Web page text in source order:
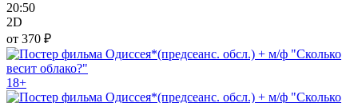
20:50
2D
от 370 ₽
18+